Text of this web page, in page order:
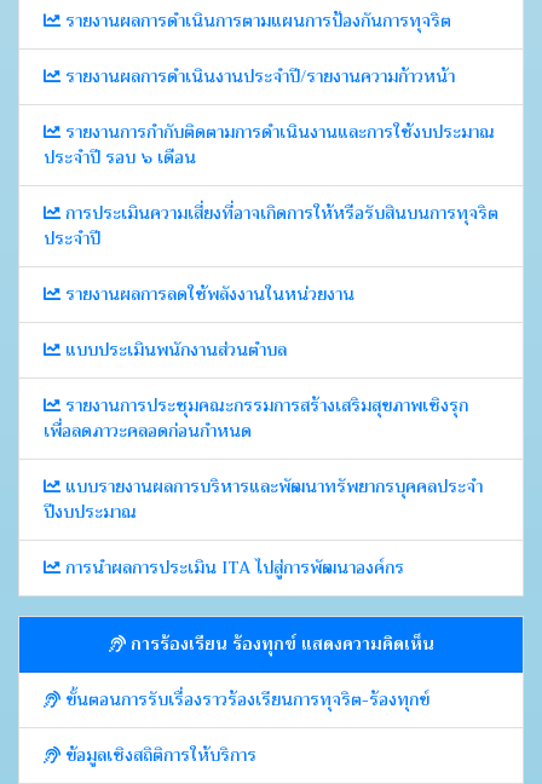
รายงานผลการดำเนินการตามแผนการป้องกันการทุจริต
รายงานผลการดำเนินงานประจำปี/รายงานความก้าวหน้า
รายงานการกำกับติดตามการดำเนินงานและการใช้งบประมาณ
ประจำปี รอบ ๖ เดือน
การประเมินความเสี่ยงที่อาจเกิดการให้หรือรับสินบนการทุจริต
ประจำปี
รายงานผลการลดใช้พลังงานในหน่วยงาน
แบบประเมินพนักงานส่วนตำบล
รายงานการประชุมคณะกรรมการสร้างเสริมสุขภาพเชิงรุก
เพื่อลดภาวะคลอดก่อนกำหนด
แบบรายงานผลการบริหารและพัฒนาทรัพยากรบุคคลประจำ
ปีงบประมาณ
การนำผลการประเมิน ITA ไปสู่การพัฒนาองค์กร
การร้องเรียน ร้องทุกข์ แสดงความคิดเห็น
ขั้นตอนการรับเรื่องราวร้องเรียนการทุจริต-ร้องทุกข์
ข้อมูลเชิงสถิติการให้บริการ